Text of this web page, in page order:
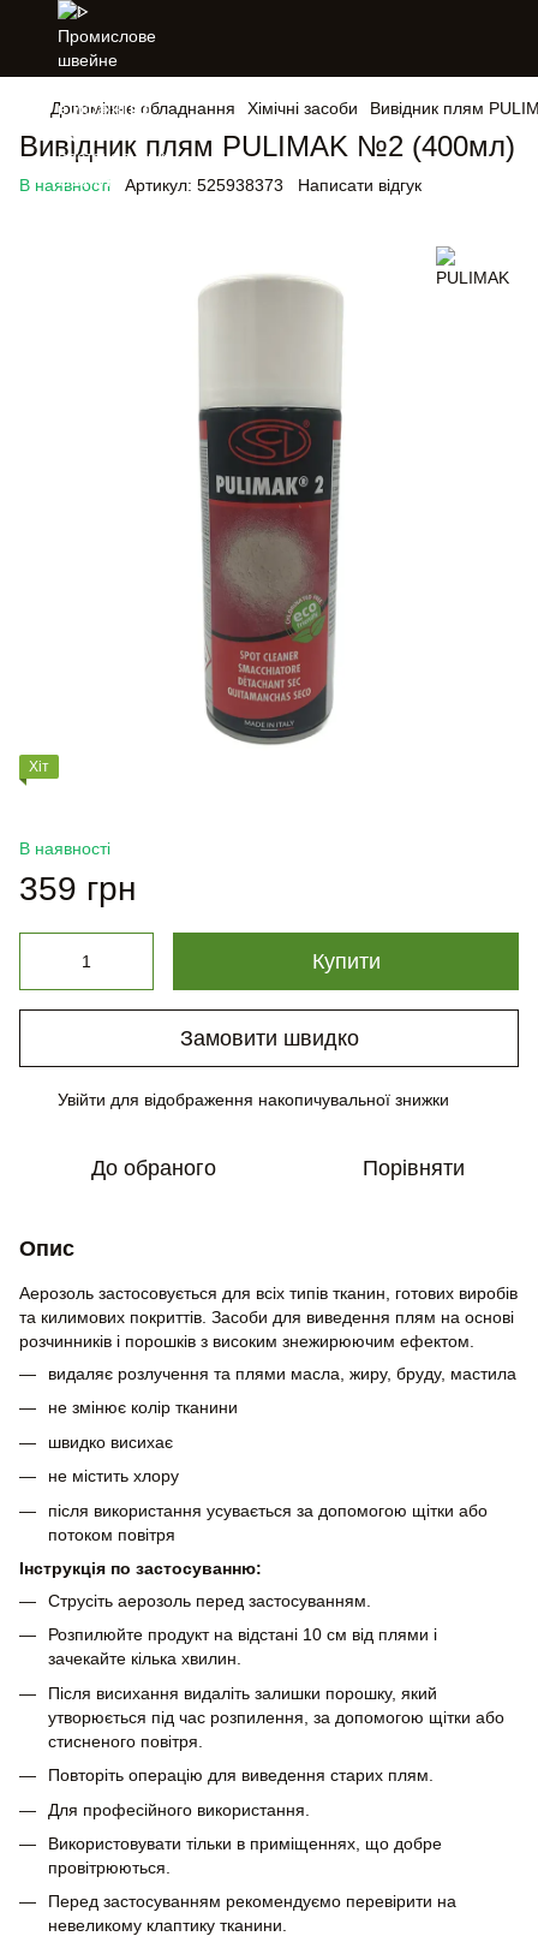
Допоміжне обладнання Хімічні засоби Вивідник плям
Вивідник плям PULIMAK №2 (400мл)
В наявності Артикул: 525938373 Написати відгук
Хіт
В наявності
359 грн
Купити
Замовити швидко
Увійти для відображення накопичувальної знижки
До обраного Порівняти
Опис
Аерозоль застосовується для всіх типів тканин, готових виробів
та килимових покриттів. Засоби для виведення плям на основі
розчинників і порошків з високим знежирюючим ефектом.
видаляє розлучення та плями масла, жиру, бруду, мастила
не змінює колір тканини
швидко висихає
не містить хлору
після використання усувається за допомогою щітки або
потоком повітря
Інструкція по застосуванню:
Струсіть аерозоль перед застосуванням.
Розпилюйте продукт на відстані 10 см від плями і
зачекайте кілька хвилин.
Після висихання видаліть залишки порошку, який
утворюється під час розпилення, за допомогою щітки або
стисненого повітря.
Повторіть операцію для виведення старих плям.
Для професійного використання.
Використовувати тільки в приміщеннях, що добре
провітрюються.
Перед застосуванням рекомендуємо перевірити на
невеликому клаптику тканини.